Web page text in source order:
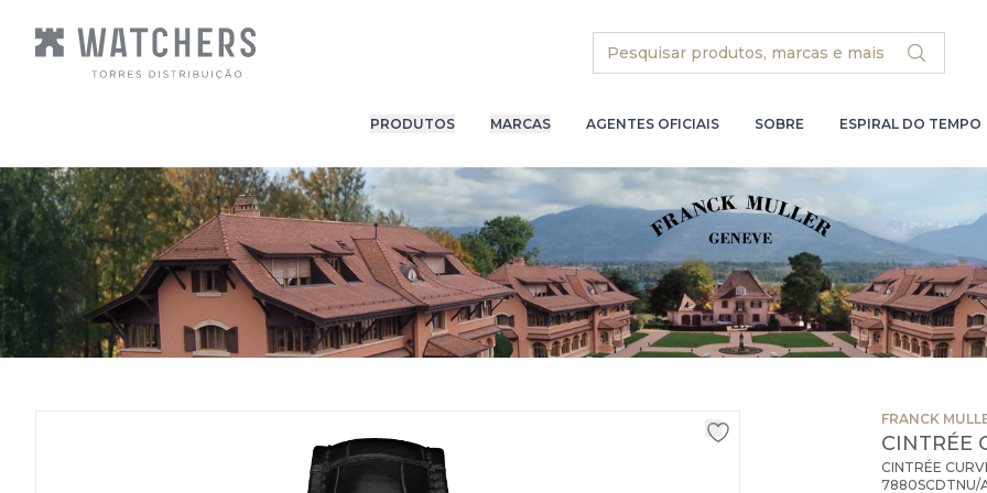
Search
PRODUTOS MARCAS AGENTES OFICIAIS SOBRE ESPIRAL DO TEMPO
FRANCK
CINTRÉE
CINTRÉE
7880SCDTNU/